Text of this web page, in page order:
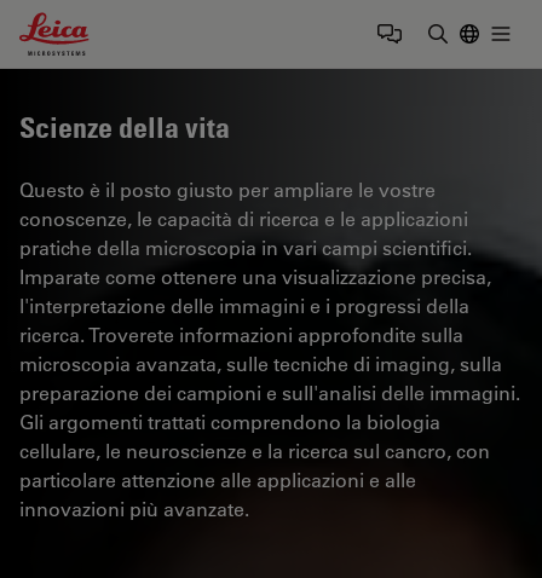
Leica Microsystems Logo
Scienze della vita
Questo è il posto giusto per ampliare le vostre
conoscenze, le capacità di ricerca e le applicazioni
pratiche della microscopia in vari campi scientifici.
Imparate come ottenere una visualizzazione precisa,
l'interpretazione delle immagini e i progressi della
ricerca. Troverete informazioni approfondite sulla
microscopia avanzata, sulle tecniche di imaging, sulla
preparazione dei campioni e sull'analisi delle immagini.
Gli argomenti trattati comprendono la biologia
cellulare, le neuroscienze e la ricerca sul cancro, con
particolare attenzione alle applicazioni e alle
innovazioni più avanzate.